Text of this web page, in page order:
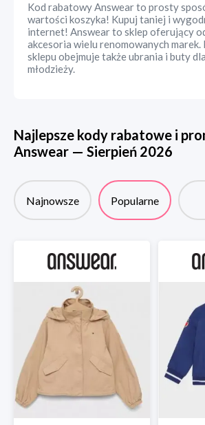
Kod rabatowy Answear to prosty
wartości koszyka! Kupuj taniej i
internet! Answear to sklep oferujący
akcesoria wielu renomowanych marek.
sklepu obejmuje także ubrania i buty
młodzieży.
Najlepsze kody rabatowe i
Answear — Sierpień 2026
Najnowsze Popularne